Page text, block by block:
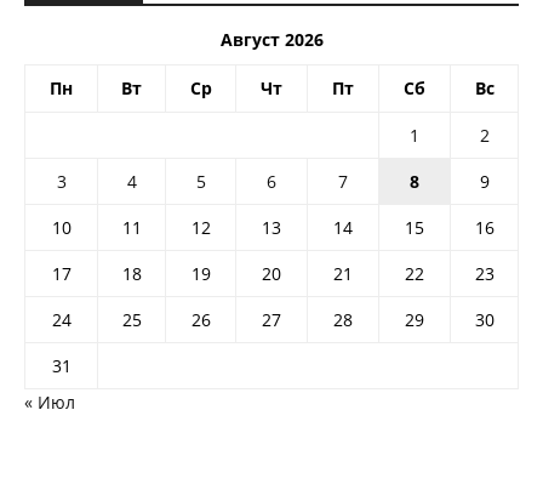
Август 2026
Пн Вт Ср Чт Пт Сб Вс
1
2
3
4 5 6 7 8
9
10
11 12 13 14 15
16
17
18 19 20 21 22
23
24
25 26 27 28 29
30
31
« Июл